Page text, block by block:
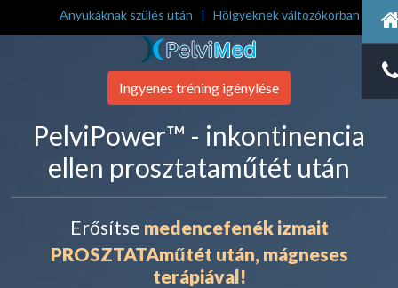
Anyukáknak szülés után | Hölgyeknek változókorban
Ingyenes tréning igénylése
PelviPower™ - inkontinencia
ellen prosztataműtét után
Erősítse medencefenék izmait
PROSZTATAműtét után, mágneses
terápiával!